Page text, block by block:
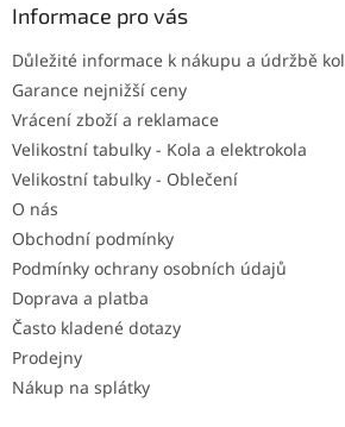
Informace pro vás
Důležité informace k nákupu a údržbě kol
Garance nejnižší ceny
Vrácení zboží a reklamace
Velikostní tabulky - Kola a elektrokola
Velikostní tabulky - Oblečení
O nás
Obchodní podmínky
Podmínky ochrany osobních údajů
Doprava a platba
Často kladené dotazy
Prodejny
Nákup na splátky